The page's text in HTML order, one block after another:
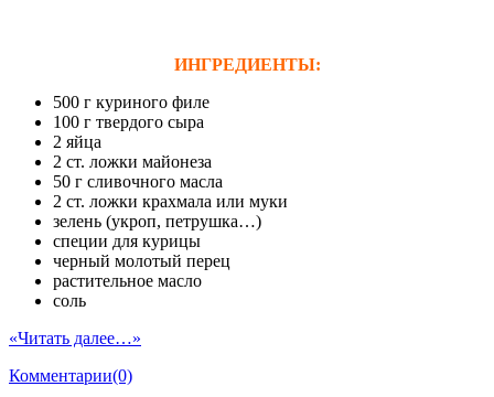
ИНГРЕДИЕНТЫ:
500 г куриного филе
100 г твердого сыра
2 яйца
2 ст. ложки майонеза
50 г сливочного масла
2 ст. ложки крахмала или муки
зелень (укроп, петрушка…)
специи для курицы
черный молотый перец
растительное масло
соль
«Читать далее…»
Комментарии(0)